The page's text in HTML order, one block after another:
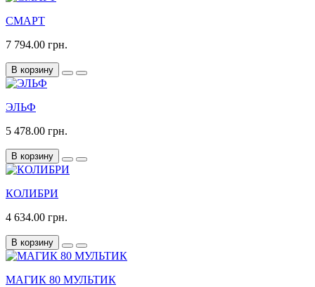
СМАРТ
7 794.00 грн.
В корзину
ЭЛЬФ
5 478.00 грн.
В корзину
КОЛИБРИ
4 634.00 грн.
В корзину
МАГИК 80 МУЛЬТИК